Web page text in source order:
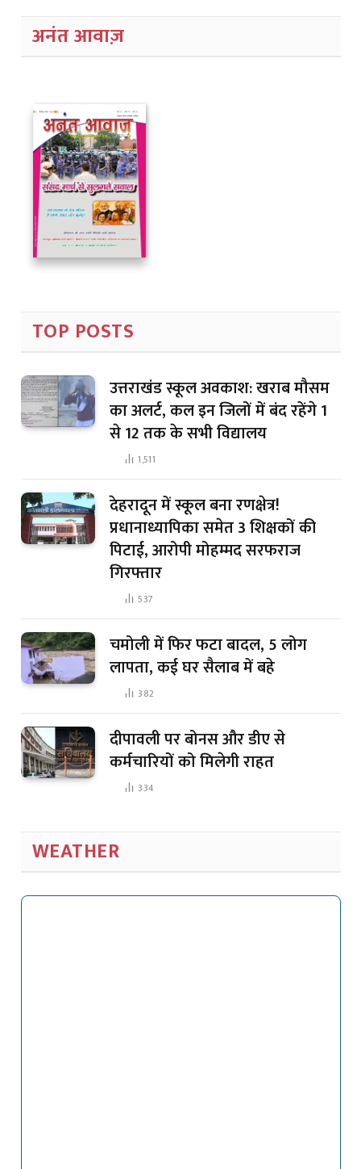
अनंत आवाज़
TOP POSTS
उत्तराखंड स्कूल अवकाश: खराब मौसम
का अलर्ट, कल इन जिलों में बंद रहेंगे 1
से 12 तक के सभी विद्यालय
1,511
देहरादून में स्कूल बना रणक्षेत्र!
प्रधानाध्यापिका समेत 3 शिक्षकों की
पिटाई, आरोपी मोहम्मद सरफराज
गिरफ्तार
537
चमोली में फिर फटा बादल, 5 लोग
लापता, कई घर सैलाब में बहे
382
दीपावली पर बोनस और डीए से
कर्मचारियों को मिलेगी राहत
334
WEATHER